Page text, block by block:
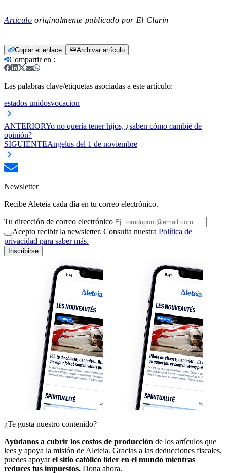
Artículo originalmente publicado por El Clarín
Copiar el enlace Archivar artículo
Compartir en :
Las palabras clave/etiquetas asociadas a este artículo:
estados unidosvocacion
ANTERIORYo no quería tener hijos, ¿saben cómo cambié de
opinión?
SIGUIENTEAngelus del 1 de noviembre
Newsletter
Recibe Aleteia cada día en tu correo electrónico.
Tu dirección de correo electrónico
Acepto recibir la newsletter. Consulta nuestra Política de
privacidad para saber más.
Inscribirse
¿Te gusta nuestro contenido?
Ayúdanos a cubrir los costos de producción de los artículos que
lees y apoya la misión de Aleteia. Gracias a las deducciones fiscales,
puedes apoyarel sitio católico líder en el mundo mientras
reduces tus impuestos. Dona ahora.